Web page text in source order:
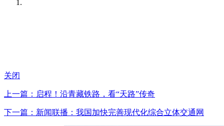
关闭
上一篇：启程！沿青藏铁路，看“天路”传奇
下一篇：新闻联播：我国加快完善现代化综合立体交通网